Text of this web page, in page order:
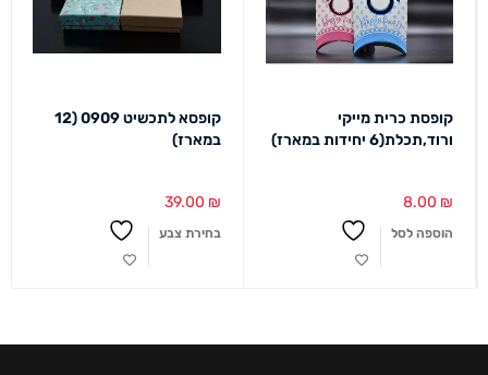
קופסת כרית מייקי
ורוד,תכלת(6 יחידות במארז)
8.00 ₪
הוספה לסל
קופסא לתכשיט 0909 (12
במארז)
39.00 ₪
בחירת צבע